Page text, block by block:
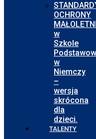
OCHRONY
w
Szkole
w
Niemczy
–
wersja
skrócona
dla
dzieci.
TALENTY